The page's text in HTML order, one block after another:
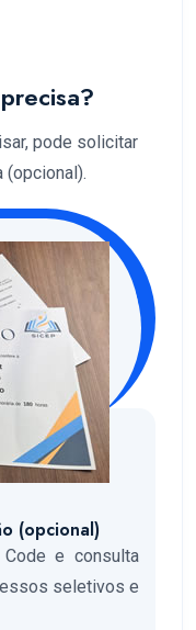
pode solicitar
(opcional).
(opcional)
e consulta
seletivos e